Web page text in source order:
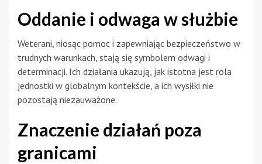
Oddanie i odwaga w służbie
Weterani, niosąc pomoc i zapewniając bezpieczeństwo w
trudnych warunkach, stają się symbolem odwagi i
determinacji. Ich działania ukazują, jak istotna jest rola
jednostki w globalnym kontekście, a ich wysiłki nie
pozostają niezauważone.
Znaczenie działań poza
granicami